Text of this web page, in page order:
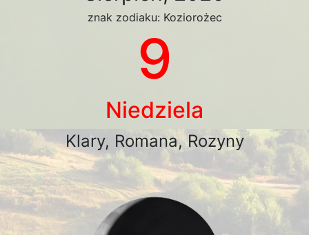
znak zodiaku: Koziorożec
9
Niedziela
Klary, Romana, Rozyny